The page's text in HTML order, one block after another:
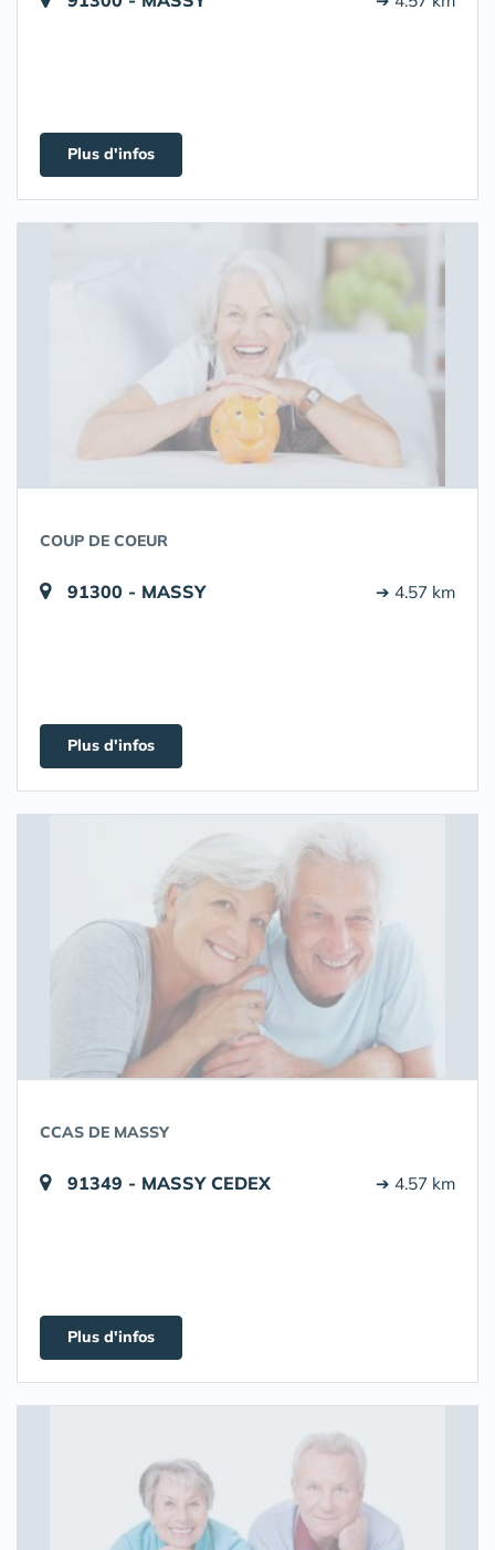
Plus d'infos
COUP DE COEUR
91300 - MASSY ➔ 4.57 km
Plus d'infos
CCAS DE MASSY
91349 - MASSY CEDEX ➔ 4.57 km
Plus d'infos